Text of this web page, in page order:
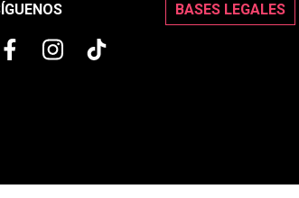
BASES LEGALES